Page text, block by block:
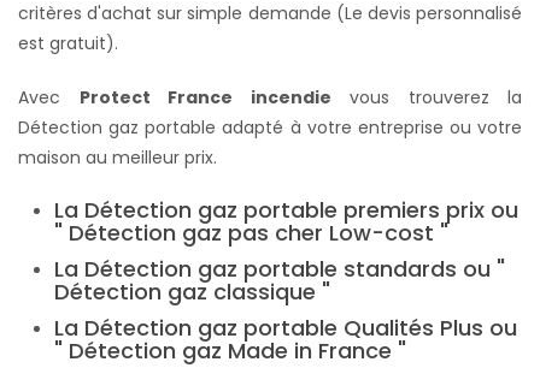
critères d'achat sur simple demande (Le devis personnalisé
est gratuit).
Avec Protect France incendie vous trouverez la
Détection gaz portable adapté à votre entreprise ou votre
maison au meilleur prix.
La Détection gaz portable premiers prix ou
" Détection gaz pas cher Low-cost "
La Détection gaz portable standards ou "
Détection gaz classique "
La Détection gaz portable Qualités Plus ou
" Détection gaz Made in France "